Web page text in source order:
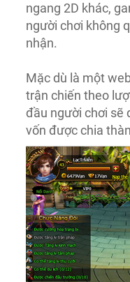
ngang 2D khác,
người chơi không
nhận.
Mặc dù là một
trận chiến theo
đầu người chơi sẽ
vốn được chia